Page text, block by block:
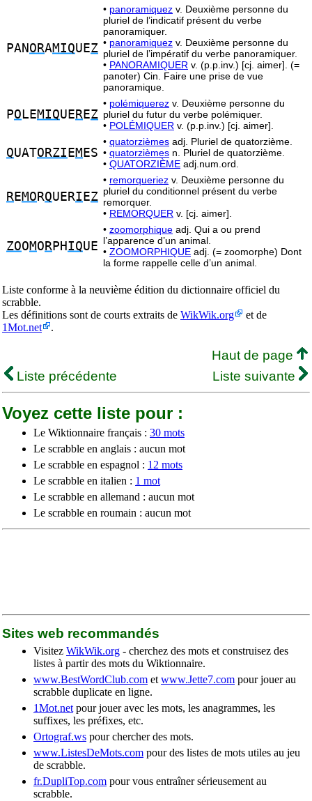
PAN ORAMIQUEZ
• panoramiquez v. Deuxième personne du
pluriel de l’indicatif présent du verbe
panoramiquer.
• panoramiquez v. Deuxième personne du
pluriel de l’impératif du verbe panoramiquer.
• PANORAMIQUER v. (p.p.inv.) [cj. aimer]. (=
panoter) Cin. Faire une prise de vue
panoramique.
PO LEMIQUE REZ
• polémiquerez v. Deuxième personne du
pluriel du futur du verbe polémiquer.
• POLÉMIQUER v. (p.p.inv.) [cj. aimer].
QUATORZI EM ES
• quatorzièmes adj. Pluriel de quatorzième.
• quatorzièmes n. Pluriel de quatorzième.
• QUATORZIÈME adj.num.ord.
REMO RQUERI EZ
• remorqueriez v. Deuxième personne du
pluriel du conditionnel présent du verbe
remorquer.
• REMORQUER v. [cj. aimer].
ZOOMO RPH IQUE
• zoomorphique adj. Qui a ou prend
l’apparence d’un animal.
• ZOOMORPHIQUE adj. (= zoomorphe) Dont
la forme rappelle celle d’un animal.
Liste conforme à la neuvième édition du dictionnaire officiel du
scrabble.
Les définitions sont de courts extraits de WikWik.org
et de
1Mot.net
.
Haut de page
Liste précédente
Liste suivante
Voyez cette liste pour :
Le Wiktionnaire français : 30 mots
Le scrabble en anglais : aucun mot
Le scrabble en espagnol : 12 mots
Le scrabble en italien : 1 mot
Le scrabble en allemand : aucun mot
Le scrabble en roumain : aucun mot
Sites web recommandés
Visitez WikWik.org - cherchez des mots et construisez des
listes à partir des mots du Wiktionnaire.
www.BestWordClub.com et www.Jette7.com pour jouer au
scrabble duplicate en ligne.
1Mot.net pour jouer avec les mots, les anagrammes, les
suffixes, les préfixes, etc.
Ortograf.ws pour chercher des mots.
www.ListesDeMots.com pour des listes de mots utiles au jeu
de scrabble.
fr.DupliTop.com pour vous entraîner sérieusement au
scrabble.